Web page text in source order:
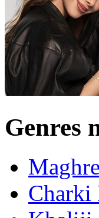
Genres
Charki